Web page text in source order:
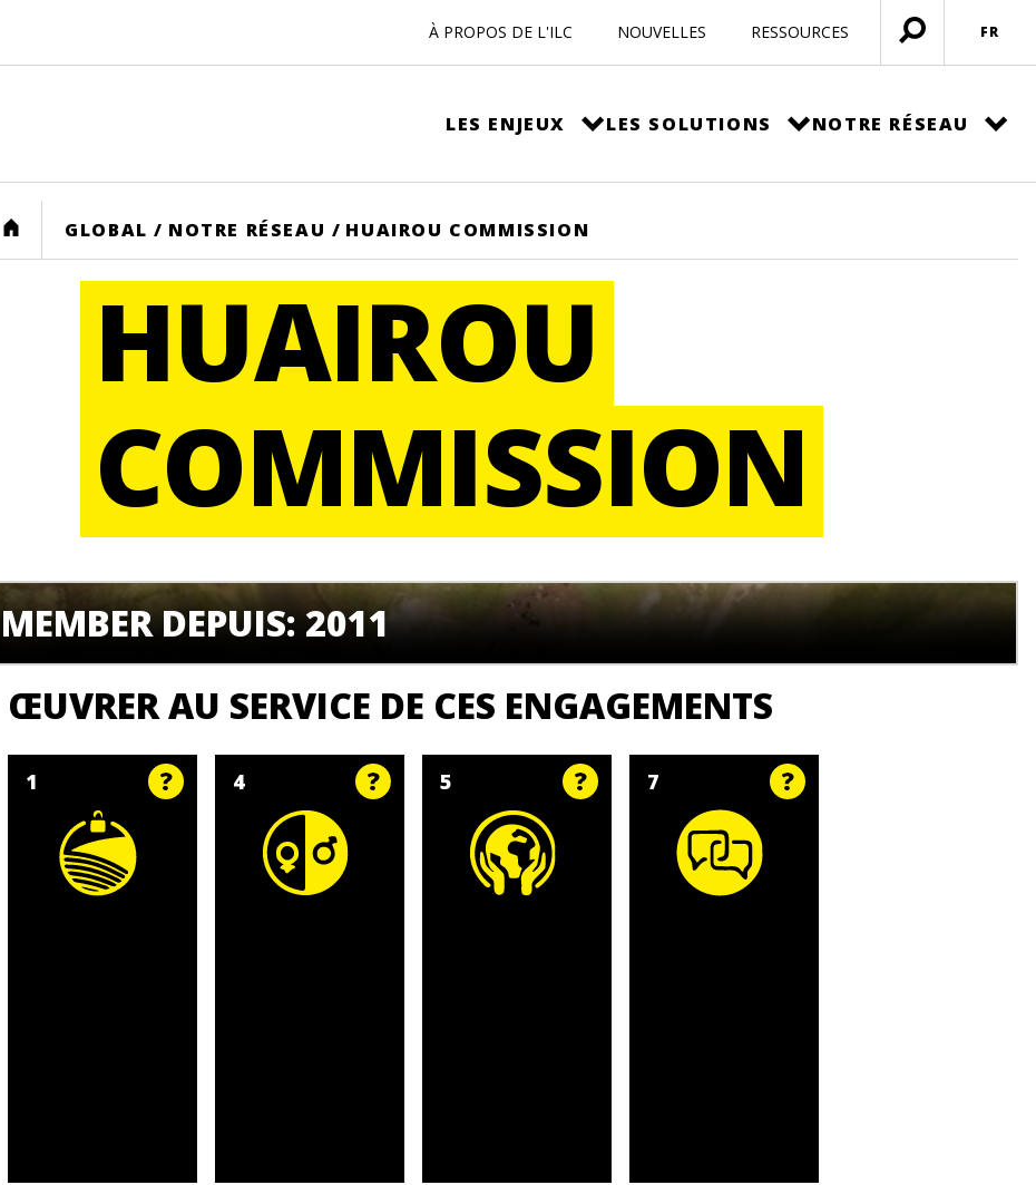
À PROPOS DE L'ILC NOUVELLES RESSOURCES
Ouvrir
menu
FR
LES ENJEUX LES SOLUTIONS NOTRE RÉSEAU
HOME GLOBAL / NOTRE RÉSEAU / HUAIROU COMMISSION
HUAIROU
COMMISSION
MEMBER DEPUIS: 2011
ŒUVRER AU SERVICE DE CES ENGAGEMENTS
1 4 5 7